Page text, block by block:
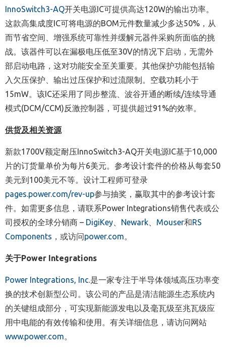
InnoSwitch3-AQ开关电源IC可提供高达120W的输出功率。
这款高集成度IC可将电源的BOM元件数量减少多达50% ，从
而节省空间、增强系统可靠性并缓解元器件采购所面临的挑
战。该器件可以在漏极电压低至30V的情况下启动，无需外
部启动电路，这对功能安全至关重要。其他保护功能包括输
入欠压保护、输出过压保护和过流限制。空载功耗小于
15mW。该IC还采用了同步整流、波谷开通的断续/连续导通
模式(DCM/CCM)反激控制器，可提供超过91%的效率。
供货及相关资源
新款1700V额定耐压InnoSwitch3-AQ开关电源IC基于10,000
片的订货量单价为每片6美元。参考设计套件的价格从每套50
美元到100美元不等。设计工程师可登录
pages.power.com/rev-up参与抽奖，赢取其中的参考设计套
件。 如需更多信息， 请联系Power Integrations销售代表或公
司授权的全球分销商 – DigiKey Newark Mouser和RS
Components ，或访问power.com。
关于Power Integrations
Power Integrations, Inc.是一家专注于半导体领域高压功率变
换的技术创新型公司。该公司的产品是清洁能源生态系统内
的关键组成部分，可实现新能源发电以及毫瓦级至兆瓦级应
用中电能的有效传输和使用。有关详细信息，请访问网站
www.power.com。